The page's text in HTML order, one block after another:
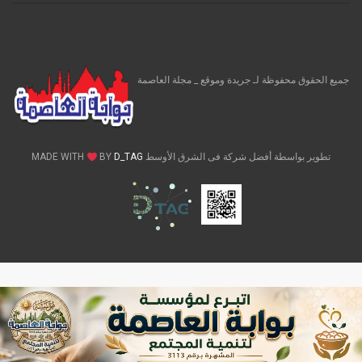
جميع الحقوق محفوظة لـ جريدة وموقع _ مجلة العاصمة
تطوير بواسطة أفضل شركة فى الشرق الأوسط MADE WITH BY D_TAG